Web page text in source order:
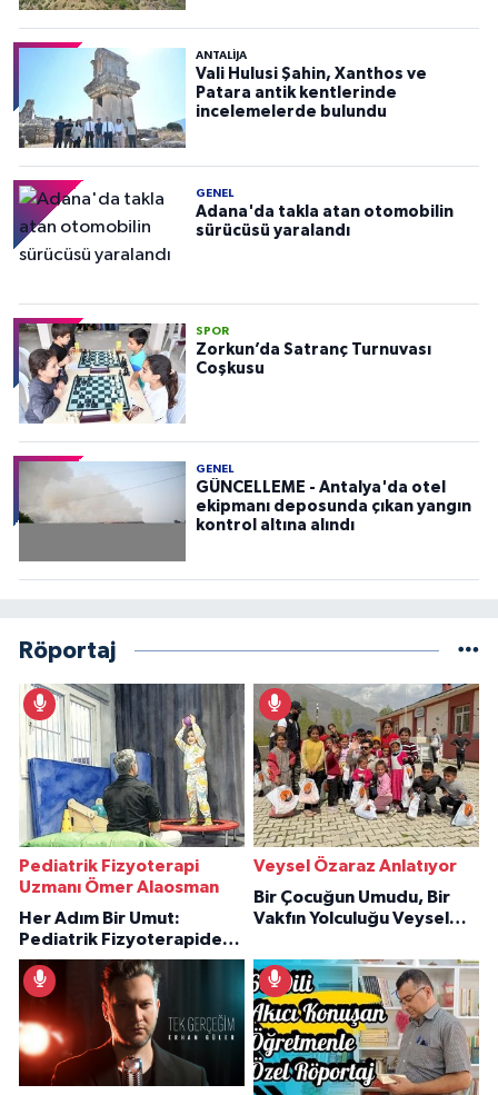
ANTALIJA
Vali Hulusi Şahin, Xanthos ve
Patara antik kentlerinde
incelemelerde bulundu
GENEL
Adana'da takla atan otomobilin
sürücüsü yaralandı
SPOR
Zorkun’da Satranç Turnuvası
Coşkusu
GENEL
GÜNCELLEME - Antalya'da otel
ekipmanı deposunda çıkan yangın
kontrol altına alındı
Röportaj
Pediatrik Fizyoterapi
Uzmanı Ömer Alaosman
Her Adım Bir Umut:
Pediatrik Fizyoterapiden
İlham Veren Hikâyeler
Veysel Özaraz Anlatıyor
Bir Çocuğun Umudu, Bir
Vakfın Yolculuğu Veysel